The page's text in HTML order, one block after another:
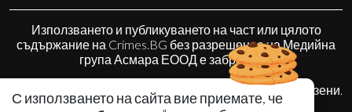
С използването на сайта вие приемате, че
Използването и публикуването на част или цялото
съдържание на Crimes.BG без разрешение на Медийна
група Асмара ЕООД е забранено.
© 2010 - 2026 | Crimes.BG. Всички права запазени.